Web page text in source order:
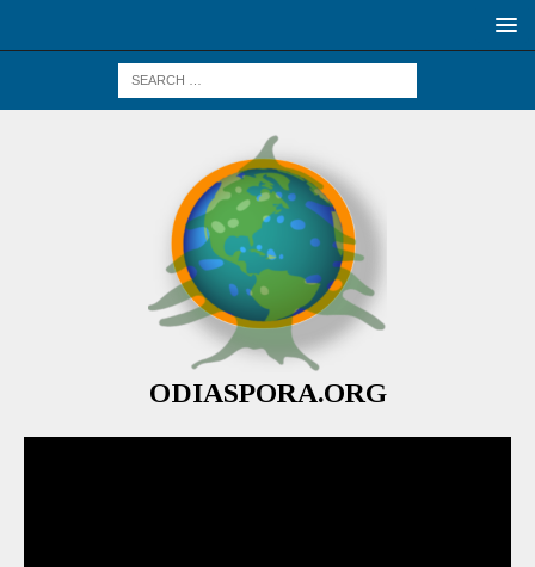
ODIASPORA.ORG